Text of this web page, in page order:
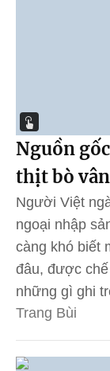
Nguồn
thịt bò
Người Việt
ngoại nhập
càng khó biết
đâu, được
những gì ghi
Trang Bùi